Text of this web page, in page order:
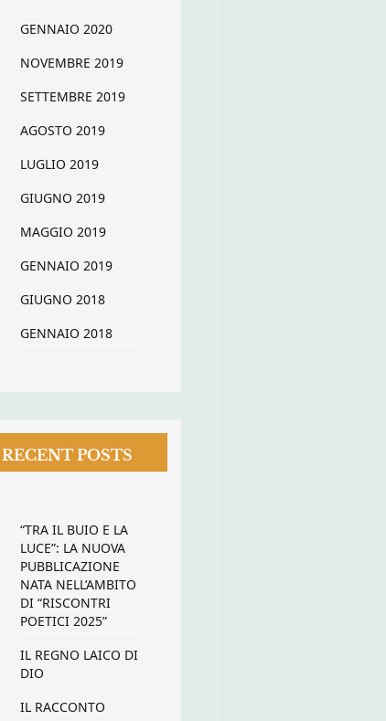
GENNAIO 2020
NOVEMBRE 2019
SETTEMBRE 2019
AGOSTO 2019
LUGLIO 2019
GIUGNO 2019
MAGGIO 2019
GENNAIO 2019
GIUGNO 2018
GENNAIO 2018
RECENT POSTS
“TRA IL BUIO E LA
LUCE”: LA NUOVA
PUBBLICAZIONE
NATA NELL’AMBITO
DI “RISCONTRI
POETICI 2025”
IL REGNO LAICO DI
DIO
IL RACCONTO